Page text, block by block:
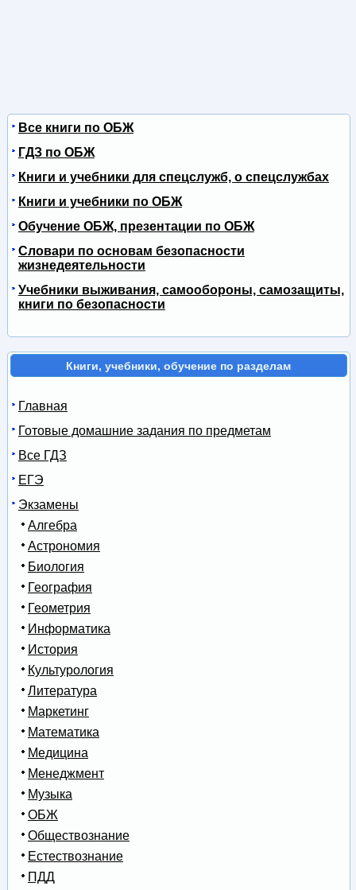
Все книги по ОБЖ
ГДЗ по ОБЖ
Книги и учебники для спецслужб, о спецслужбах
Книги и учебники по ОБЖ
Обучение ОБЖ, презентации по ОБЖ
Словари по основам безопасности
жизнедеятельности
Учебники выживания, самообороны, самозащиты,
книги по безопасности
Книги, учебники, обучение по разделам
Главная
Готовые домашние задания по предметам
Все ГДЗ
ЕГЭ
Экзамены
Алгебра
Астрономия
Биология
География
Геометрия
Информатика
История
Культурология
Литература
Маркетинг
Математика
Медицина
Менеджмент
Музыка
ОБЖ
Обществознание
Естествознание
ПДД